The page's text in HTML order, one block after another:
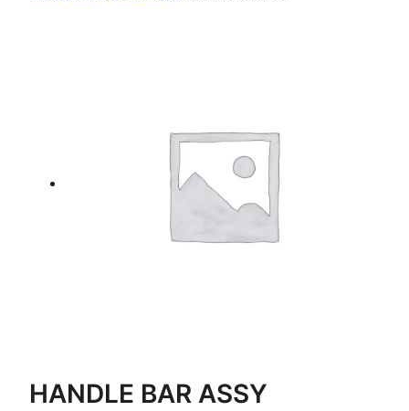
HANDLE BAR ASSY